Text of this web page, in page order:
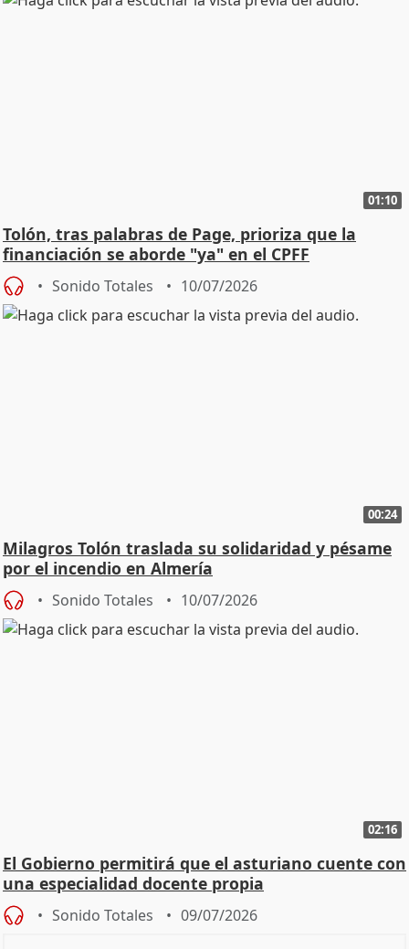
01:10
Tolón, tras palabras de Page, prioriza que la
financiación se aborde "ya" en el CPFF
Sonido Totales 10/07/2026
00:24
Milagros Tolón traslada su solidaridad y pésame
por el incendio en Almería
Sonido Totales 10/07/2026
02:16
El Gobierno permitirá que el asturiano cuente con
una especialidad docente propia
Sonido Totales 09/07/2026